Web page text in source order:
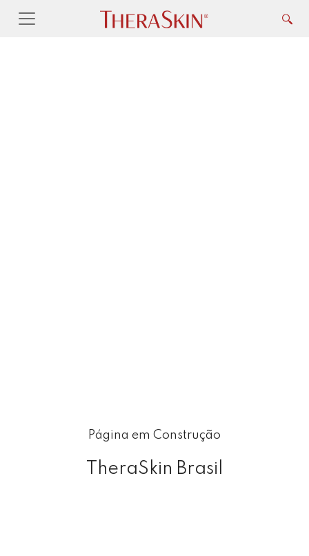
Página em Construção
TheraSkin Brasil